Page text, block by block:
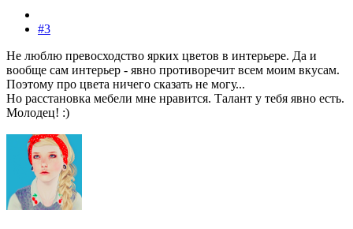
#3
Не люблю превосходство ярких цветов в интерьере. Да и
вообще сам интерьер - явно противоречит всем моим вкусам.
Поэтому про цвета ничего сказать не могу...
Но расстановка мебели мне нравится. Талант у тебя явно есть.
Молодец! :)